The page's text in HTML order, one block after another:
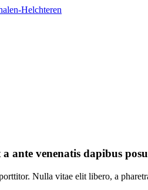
ante venenatis dapibus
Nulla vitae elit libero, a